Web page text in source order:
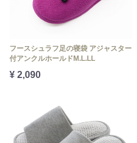
フースシュラフ足の寝袋 アジャスター
付アンクルホールドM.L.LL
¥ 2,090